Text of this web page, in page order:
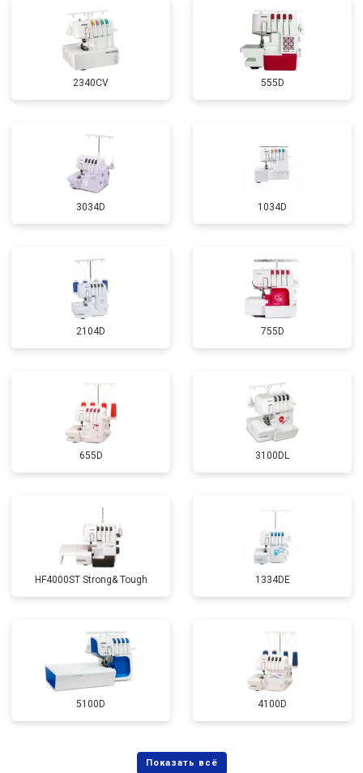
2340CV 555D
3034D 1034D
2104D 755D
655D 3100DL
HF4000ST Strong& Tough 1334DE
5100D 4100D